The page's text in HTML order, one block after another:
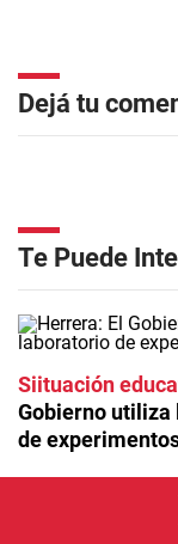
Dejá tu
Te Puede
Siituación
Gobierno utiliza
de